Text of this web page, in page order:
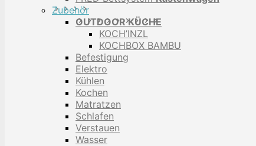
Zubehör
OUTDOOR KÜCHE
KOCH’INZL
KOCHBOX BAMBU
Befestigung
Elektro
Kühlen
Kochen
Matratzen
Schlafen
Verstauen
Wasser